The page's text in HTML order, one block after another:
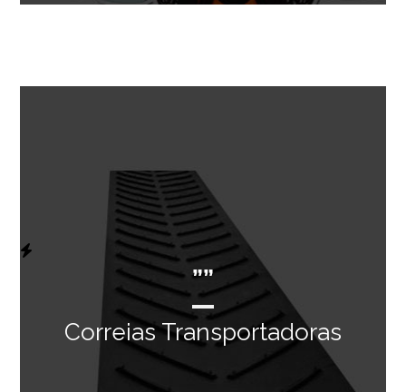
””
Correias Transportadoras